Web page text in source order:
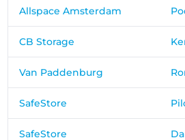
Allspace Amsterdam
CB Storage
Van Paddenburg
SafeStore
SafeStore